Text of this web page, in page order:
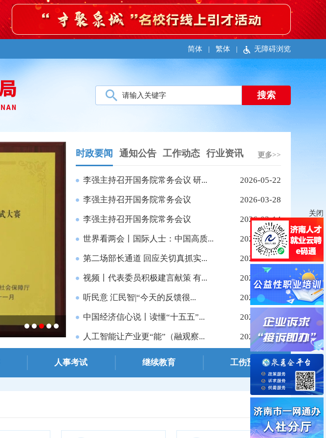
简体 | 繁体 | 无障碍浏览
时政要闻 通知公告 工作动态 行业资讯 更多>>
李强主持召开国务院常务会议 研... 2026-05-22
李强主持召开国务院常务会议 2026-03-28
李强主持召开国务院常务会议 2026-03-14
世界看两会丨国际人士：中国高质... 2026-03-10
第二场部长通道 回应关切真抓实... 2026-03-10
视频丨代表委员积极建言献策 有... 2026-03-10
听民意 汇民智|“今天的反馈很... 2026-03-09
中国经济信心说丨读懂“十五五”... 2026-03-09
人工智能让产业更“能”（融观察... 2026-03-09
人事考试 继续教育 工伤预防
关闭